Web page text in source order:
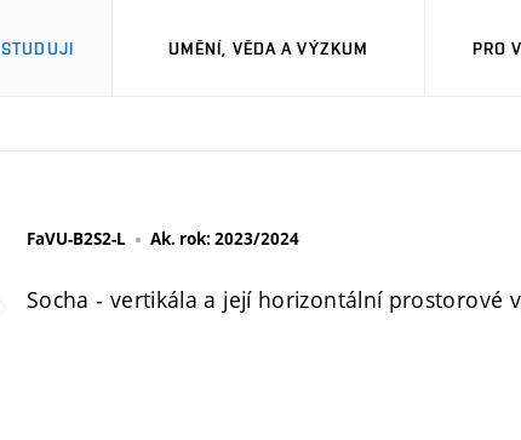
STUDUJI UMĚNÍ, VĚDA A VÝZKUM PRO
FaVU-B2S2-L Ak. rok: 2023/2024
Socha - vertikála a její horizontální prostorové